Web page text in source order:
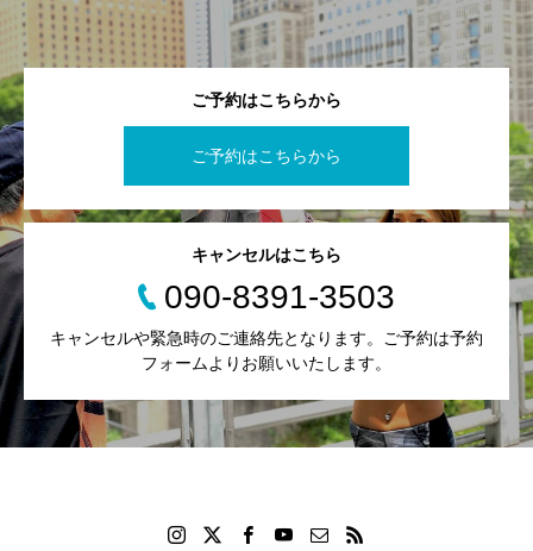
ご予約はこちらから
ご予約はこちらから
キャンセルはこちら
090-8391-3503
キャンセルや緊急時のご連絡先となります。ご予約は予約
フォームよりお願いいたします。